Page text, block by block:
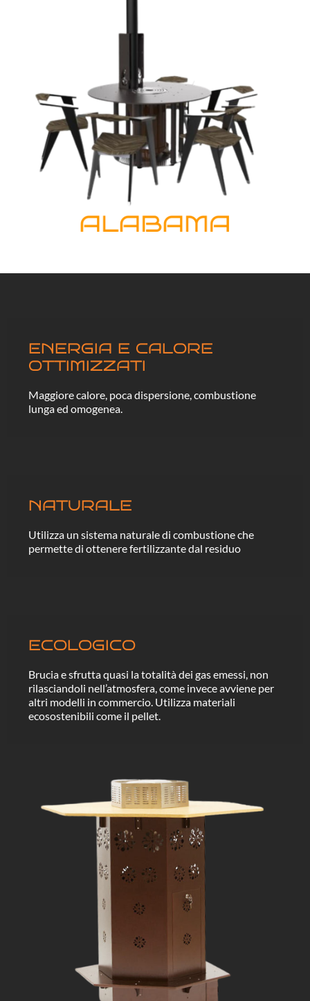
ENERGIA E CALORE
OTTIMIZZATI
Maggiore calore, poca dispersione, combustione
lunga ed omogenea.
NATURALE
Utilizza un sistema naturale di combustione che
permette di ottenere fertilizzante dal residuo
ECOLOGICO
Brucia e sfrutta quasi la totalità dei gas emessi, non
rilasciandoli nell’atmosfera, come invece avviene per
altri modelli in commercio. Utilizza materiali
ecosostenibili come il pellet.